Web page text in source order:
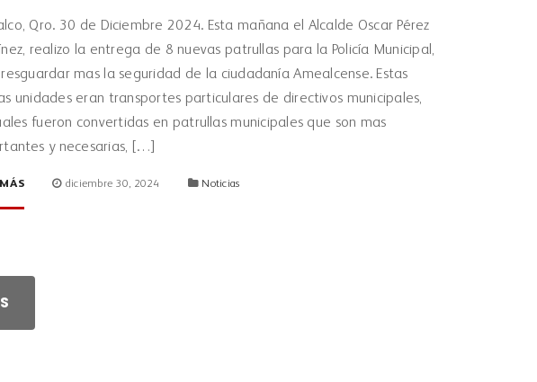
Qro. 30 de Diciembre 2024. Esta mañana el Alcalde Oscar Pérez
realizo la entrega de 8 nuevas patrullas para la Policía Municipal,
mas la seguridad de la ciudadanía Amealcense. Estas
unidades eran transportes particulares de directivos municipales,
fueron convertidas en patrullas municipales que son mas
y necesarias, […]
diciembre 30, 2024 Noticias